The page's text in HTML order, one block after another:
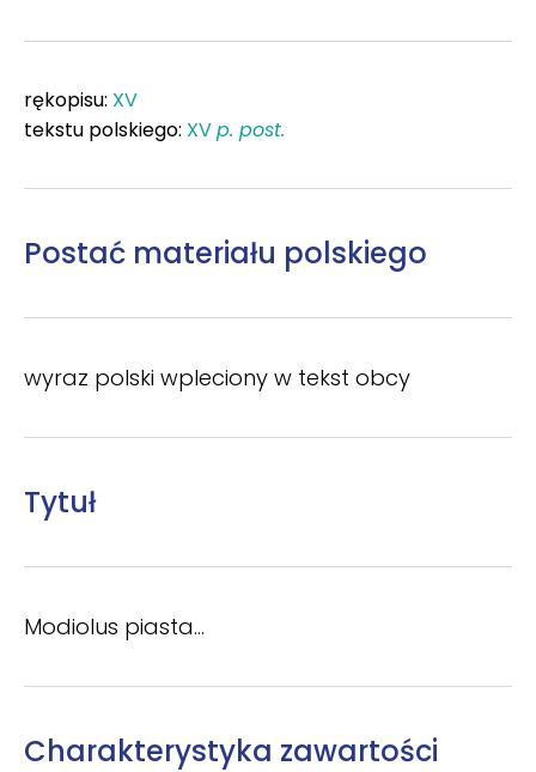
rękopisu: XV
tekstu polskiego: XVp. post.
Postać materiału polskiego
wyraz polski wpleciony w tekst obcy
Tytuł
Modiolus piasta...
Charakterystyka zawartości